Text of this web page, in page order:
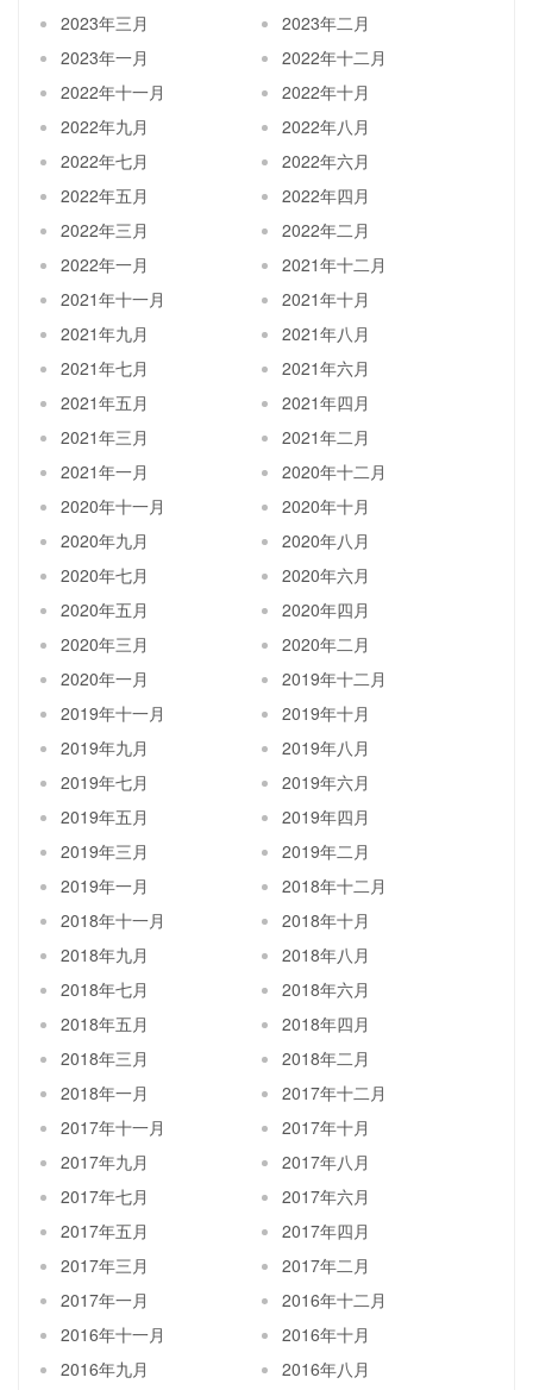
2023年三月
2023年二月
2023年一月
2022年十二月
2022年十一月
2022年十月
2022年九月
2022年八月
2022年七月
2022年六月
2022年五月
2022年四月
2022年三月
2022年二月
2022年一月
2021年十二月
2021年十一月
2021年十月
2021年九月
2021年八月
2021年七月
2021年六月
2021年五月
2021年四月
2021年三月
2021年二月
2021年一月
2020年十二月
2020年十一月
2020年十月
2020年九月
2020年八月
2020年七月
2020年六月
2020年五月
2020年四月
2020年三月
2020年二月
2020年一月
2019年十二月
2019年十一月
2019年十月
2019年九月
2019年八月
2019年七月
2019年六月
2019年五月
2019年四月
2019年三月
2019年二月
2019年一月
2018年十二月
2018年十一月
2018年十月
2018年九月
2018年八月
2018年七月
2018年六月
2018年五月
2018年四月
2018年三月
2018年二月
2018年一月
2017年十二月
2017年十一月
2017年十月
2017年九月
2017年八月
2017年七月
2017年六月
2017年五月
2017年四月
2017年三月
2017年二月
2017年一月
2016年十二月
2016年十一月
2016年十月
2016年九月
2016年八月